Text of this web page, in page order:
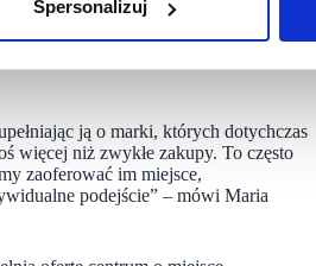
Spersonalizuj
– dzięki którym klientki mogą
odwiedzającej. Doświadczony
o komfort oraz swobodną
ją o marki, których dotychczas
więcej niż zwykłe zakupy. To często
zaoferować im miejsce,
podejście” – mówi Maria